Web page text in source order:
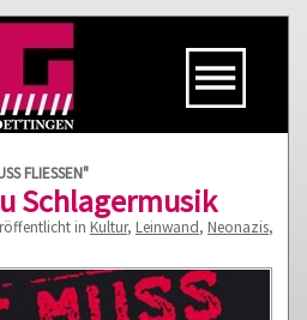
FLIESSEN"
Schlagermusik
in Kultur, Leinwand, Neonazis,